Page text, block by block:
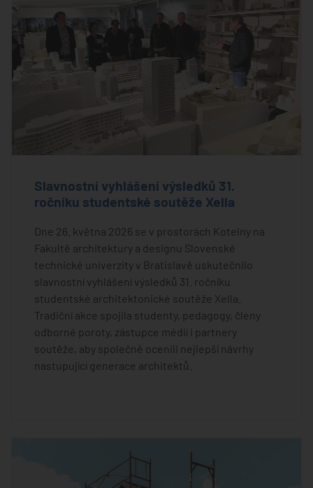
Slavnostní vyhlášení výsledků 31.
ročníku studentské soutěže Xella
Dne 26. května 2026 se v prostorách Kotelny na
Fakultě architektury a designu Slovenské
technické univerzity v Bratislavě uskutečnilo
slavnostní vyhlášení výsledků 31. ročníku
studentské architektonické soutěže Xella.
Tradiční akce spojila studenty, pedagogy, členy
odborné poroty, zástupce médií i partnery
soutěže, aby společně ocenili nejlepší návrhy
nastupující generace architektů.